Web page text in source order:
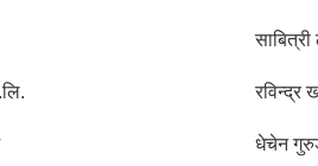
रविन्द्र
धेचेन